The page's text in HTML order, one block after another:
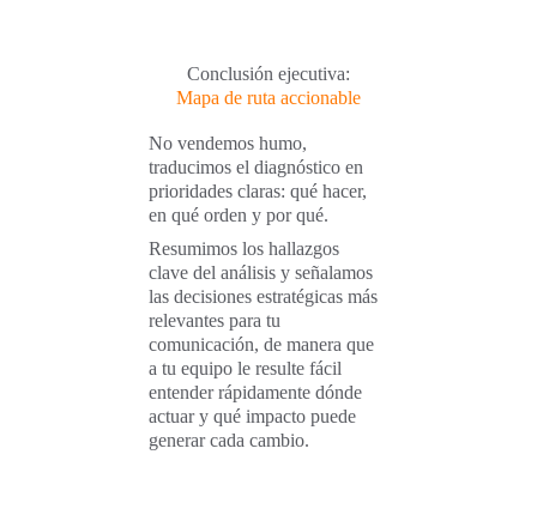
Conclusión ejecutiva:
Mapa de ruta accionable
No vendemos humo,
traducimos el diagnóstico en
prioridades claras: qué hacer,
en qué orden y por qué.
Resumimos los hallazgos
clave del análisis y señalamos
las decisiones estratégicas más
relevantes para tu
comunicación, de manera que
a tu equipo le resulte fácil
entender rápidamente dónde
actuar y qué impacto puede
generar cada cambio.